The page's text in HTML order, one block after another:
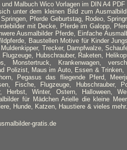
Malbuch Wico Vorlagen im DIN A4
unter dem kleinen Bild zum
Pferde Geburtstag, Rodeo,
mit Decke, Pferde im Galopp,
Ausmalbilder Pferde, Einfache
Baustellen Motive für Kinder
Trecker, Dampfwalze,
Hubschrauber, Raketen,
Monstertruck, Krankenwagen,
Polizist, Maus im Auto, Essen & Trinken,
Pegasus das fliegende Pferd,
Fische, Flugzeuge, Hubschrauber,
Herbst, Winter, Ostern, Halloween,
für Mädchen Arielle die kleine
Hunde, Katzen, Haustiere & vieles mehr.
gratis.de